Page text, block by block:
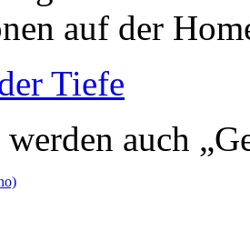
auf der
Tiefe
auch